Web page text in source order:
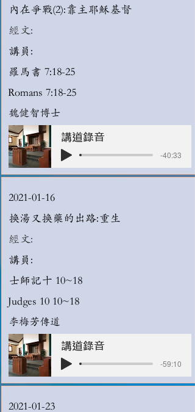
內在爭戰(2):靠主耶穌基督
經文:
講員:
羅馬書 7:18-25
Romans 7:18-25
魏健智博士
講道錄音
-40:33
2021-01-16
換湯又換藥的出路:重生
經文:
講員:
士師記十 10~18
Judges 10 10~18
李梅芳傳道
講道錄音
-59:10
2021-01-23